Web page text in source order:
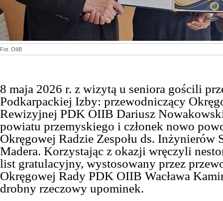
Fot. OIIB
8 maja 2026 r. z wizytą u seniora gościli
Podkarpackiej Izby: przewodniczący
Rewizyjnej PDK OIIB Dariusz
powiatu przemyskiego i członek nowo
Okręgowej Radzie Zespołu ds. Inżynierów
Madera. Korzystając z okazji wręczyli n
list gratulacyjny, wystosowany przez
Okręgowej Rady PDK OIIB Wacława
drobny rzeczowy upominek.